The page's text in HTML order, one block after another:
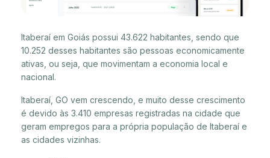
Itaberaí em Goiás possui 43.622 habitantes, sendo que
10.252 desses habitantes são pessoas economicamente
ativas, ou seja, que movimentam a economia local e
nacional.
Itaberaí, GO vem crescendo, e muito desse crescimento
é devido às 3.410 empresas registradas na cidade que
geram empregos para a própria população de Itaberaí e
as cidades vizinhas.